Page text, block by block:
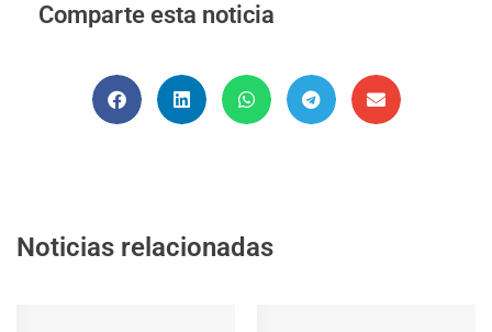
Comparte esta noticia
Noticias relacionadas